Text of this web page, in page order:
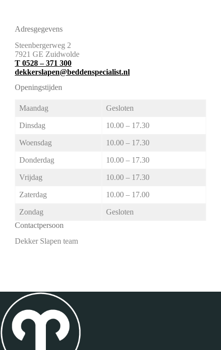
Adresgegevens
Steenbergerweg 2
7921 GE Zuidwolde
T 0528 – 371 300
dekkerslapen@beddenspecialist.nl
Openingstijden
Maandag Gesloten
Dinsdag 10.00 – 17.30
Woensdag 10.00 – 17.30
Donderdag 10.00 – 17.30
Vrijdag 10.00 – 17.30
Zaterdag 10.00 – 17.00
Zondag
Gesloten
Contactpersoon
Dekker Slapen team